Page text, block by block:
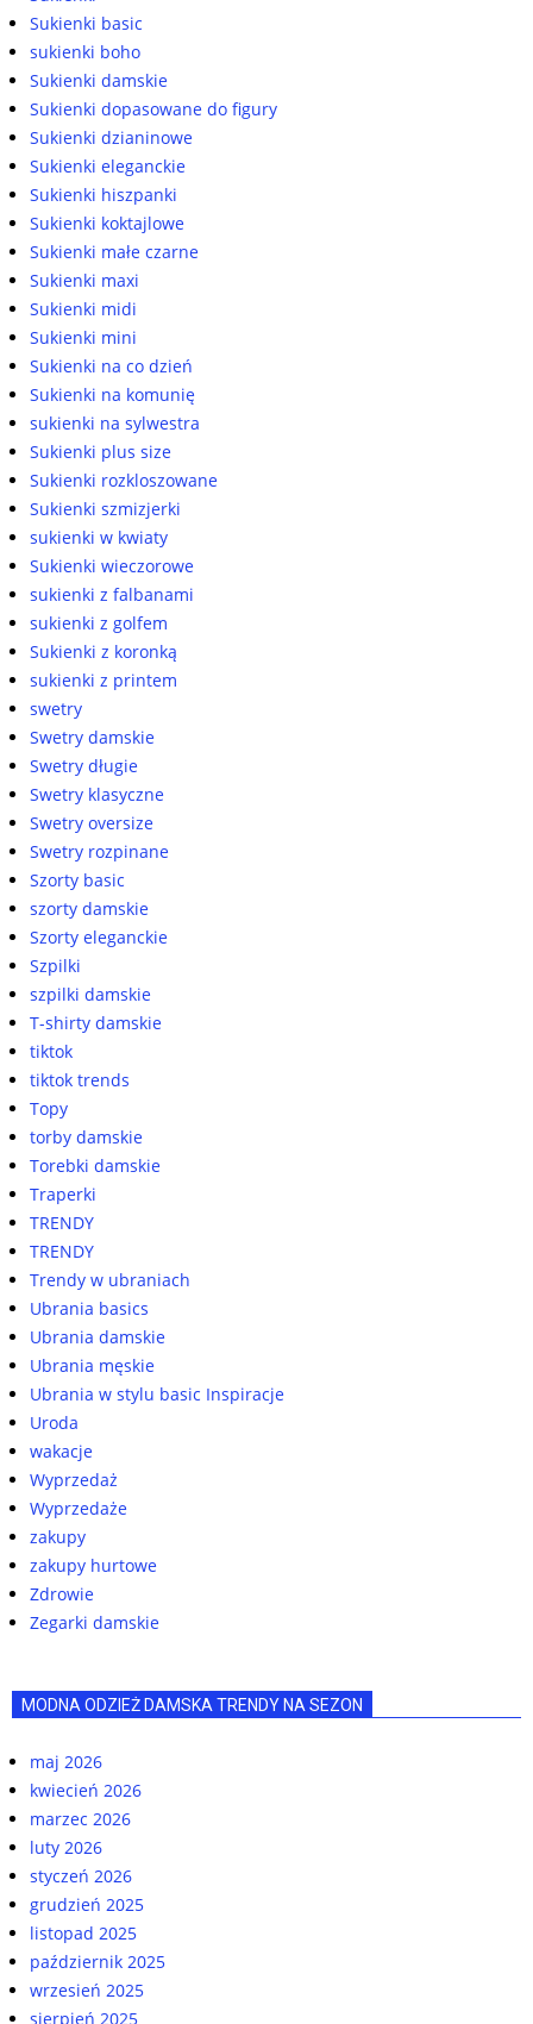
Sukienki basic
sukienki boho
Sukienki damskie
Sukienki dopasowane do figury
Sukienki dzianinowe
Sukienki eleganckie
Sukienki hiszpanki
Sukienki koktajlowe
Sukienki małe czarne
Sukienki maxi
Sukienki midi
Sukienki mini
Sukienki na co dzień
Sukienki na komunię
sukienki na sylwestra
Sukienki plus size
Sukienki rozkloszowane
Sukienki szmizjerki
sukienki w kwiaty
Sukienki wieczorowe
sukienki z falbanami
sukienki z golfem
Sukienki z koronką
sukienki z printem
swetry
Swetry damskie
Swetry długie
Swetry klasyczne
Swetry oversize
Swetry rozpinane
Szorty basic
szorty damskie
Szorty eleganckie
Szpilki
szpilki damskie
T-shirty damskie
tiktok
tiktok trends
Topy
torby damskie
Torebki damskie
Traperki
TRENDY
TRENDY
Trendy w ubraniach
Ubrania basics
Ubrania damskie
Ubrania męskie
Ubrania w stylu basic Inspiracje
Uroda
wakacje
Wyprzedaż
Wyprzedaże
zakupy
zakupy hurtowe
Zdrowie
Zegarki damskie
MODNA ODZIEŻ DAMSKA TRENDY NA SEZON
maj 2026
kwiecień 2026
marzec 2026
luty 2026
styczeń 2026
grudzień 2025
listopad 2025
październik 2025
wrzesień 2025
sierpień 2025